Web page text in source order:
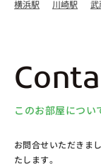
横浜駅
川崎駅 武
このお部屋につい
お問合せいただきま
たします。